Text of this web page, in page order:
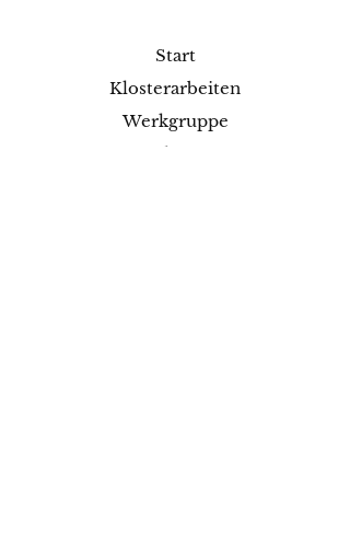
Start
Klosterarbeiten
Werkgruppe
Shop